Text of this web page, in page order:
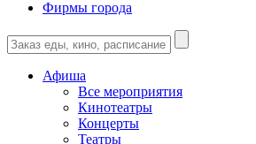
Фирмы города
Афиша
Все мероприятия
Кинотеатры
Концерты
Театры